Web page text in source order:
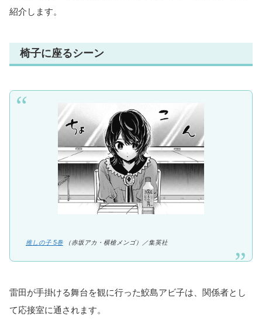
紹介します。
椅子に座るシーン
推しの子 5巻 （赤坂アカ・横槍メンゴ）／集英社
雷田が手掛ける舞台を観に行った鮫島アビ子は、関係者とし
て応接室に通されます。